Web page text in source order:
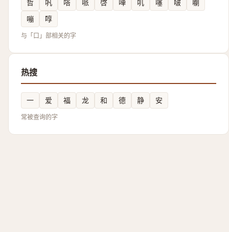
哲 㕨 㗳 哌 啓 啴 叽 噻 啵
㘌
嘣
啍
与「口」部相关的字
热搜
一 爱 福 龙 和 德 静 安
常被查询的字